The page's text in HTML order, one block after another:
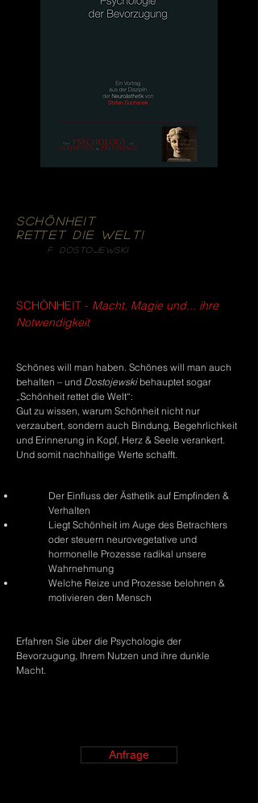
Schönheit
rettet die Welt!
F. Dostojewski
SCHÖNHEIT - Macht, Magie und... ihre
Notwendigkeit
Schönes will man haben. Schönes will man auch
behalten – und Dostojewskibehauptet sogar
„Schönheit rettet die Welt“:
Gut zu wissen, warum Schönheit nicht nur
verzaubert, sondern auch Bindung, Begehrlichkeit
und Erinnerung in Kopf, Herz & Seele verankert.
Und somit nachhaltige Werte schafft.
Der Einfluss der Ästhetik auf Empfinden &
Verhalten
Liegt Schönheit im Auge des Betrachters
oder steuern neurovegetative und
hormonelle Prozesse radikal unsere
Wahrnehmung
Welche Reize und Prozesse belohnen &
motivieren den Mensch
Erfahren Sie über die Psychologie der
Bevorzugung, Ihrem Nutzen und ihre dunkle
Macht.
Anfrage